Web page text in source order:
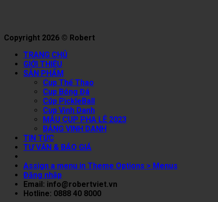
Copyright 2026 © Robert
TRANG CHỦ
GIỚI THIỆU
SẢN PHẨM
Cup Thể Thao
Cup Bóng Đá
Cúp PickleBall
Cup Vinh Danh
MẪU CUP PHA LÊ 2023
BẢNG VINH DANH
TIN TỨC
TƯ VẤN & BÁO GIÁ
Assign a menu in Theme Options > Menus
Đăng nhập
Email: info@robertviet.vn
Hotline: 0888 40 8000